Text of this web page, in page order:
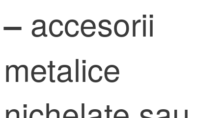
– accesorii
metalice